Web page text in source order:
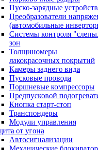
Пуско-зарядные
Преобразователи
(автомобильные
Системы контроля
зон
Толщиномеры
лакокрасочных покрытий
Камеры заднего вида
Пусковые провода
Поршневые компрессоры
Предпусковой
Кнопка старт-стоп
Транспондеры
Модули управления
от угона
Автосигнализации
Механические